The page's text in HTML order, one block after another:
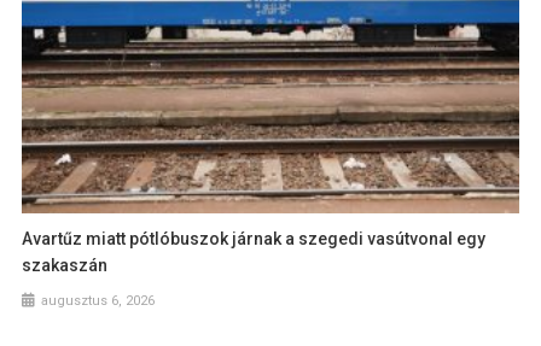
Avartűz miatt pótlóbuszok járnak a szegedi vasútvonal egy
szakaszán
augusztus 6, 2026